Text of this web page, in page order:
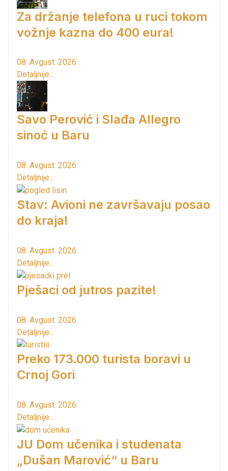
Za držanje telefona u ruci tokom
vožnje kazna do 400 eura!
08. Avgust. 2026.
Detaljnije...
Savo Perović i Slađa Allegro
sinoć u Baru
08. Avgust. 2026.
Detaljnije...
Stav: Avioni ne završavaju posao
do kraja!
08. Avgust. 2026.
Detaljnije...
Pješaci od jutros pazite!
08. Avgust. 2026.
Detaljnije...
Preko 173.000 turista boravi u
Crnoj Gori
08. Avgust. 2026.
Detaljnije...
JU Dom učenika i studenata
„Dušan Marović“ u Baru